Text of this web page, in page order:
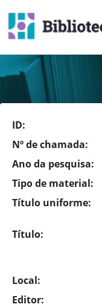
ID:
Nº de chamada:
Ano da pesquisa:
Tipo de material:
Título uniforme:
Título:
Local:
Editor: